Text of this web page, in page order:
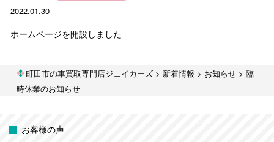
2022.01.30
ホームページを開設しました
町田市の車買取専門店ジェイカーズ > 新着情報 > お知らせ >臨
時休業のお知らせ
人気コラム
お役立ちコラム
お客様の声